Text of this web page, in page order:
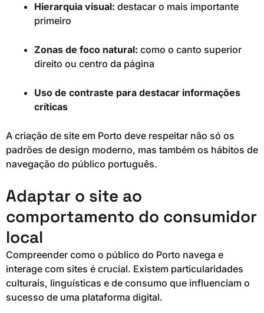
Hierarquia visual: destacar o mais importante
primeiro
Zonas de foco natural: como o canto superior
direito ou centro da página
Uso de contraste para destacar informações
críticas
A criação de site em Porto deve respeitar não só os
padrões de design moderno, mas também os hábitos de
navegação do público português.
Adaptar o site ao
comportamento do consumidor
local
Compreender como o público do Porto navega e
interage com sites é crucial. Existem particularidades
culturais, linguísticas e de consumo que influenciam o
sucesso de uma plataforma digital.